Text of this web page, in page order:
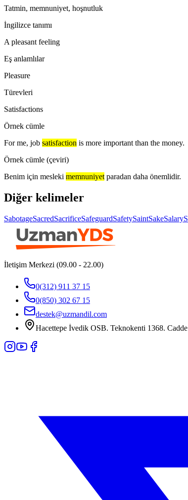
Tatmin, memnuniyet, hoşnutluk
İngilizce tanımı
A pleasant feeling
Eş anlamlılar
Pleasure
Türevleri
Satisfactions
Örnek cümle
For me, job satisfaction is more important than the money.
Örnek cümle (çeviri)
Benim için mesleki memnuniyet paradan daha önemlidir.
Diğer kelimeler
SabotageSacredSacrificeSafeguardSafetySaintSakeSalary
İletişim Merkezi (09.00 - 22.00)
0(312) 911 37 15
0(850) 302 67 15
destek@uzmandil.com
Hacettepe İvedik OSB. Teknokenti 1368.